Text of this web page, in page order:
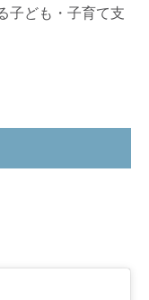
子ども・子育て支